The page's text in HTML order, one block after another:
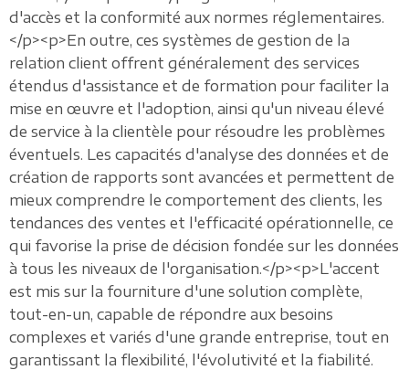
d'accès et la conformité aux normes réglementaires.
</p><p>En outre, ces systèmes de gestion de la
relation client offrent généralement des services
étendus d'assistance et de formation pour faciliter la
mise en œuvre et l'adoption, ainsi qu'un niveau élevé
de service à la clientèle pour résoudre les problèmes
éventuels. Les capacités d'analyse des données et de
création de rapports sont avancées et permettent de
mieux comprendre le comportement des clients, les
tendances des ventes et l'efficacité opérationnelle, ce
qui favorise la prise de décision fondée sur les données
à tous les niveaux de l'organisation.</p><p>L'accent
est mis sur la fourniture d'une solution complète,
tout-en-un, capable de répondre aux besoins
complexes et variés d'une grande entreprise, tout en
garantissant la flexibilité, l'évolutivité et la fiabilité.